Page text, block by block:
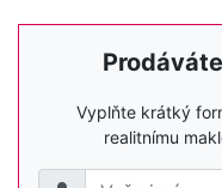
Vyplňte krátký
realitnímu